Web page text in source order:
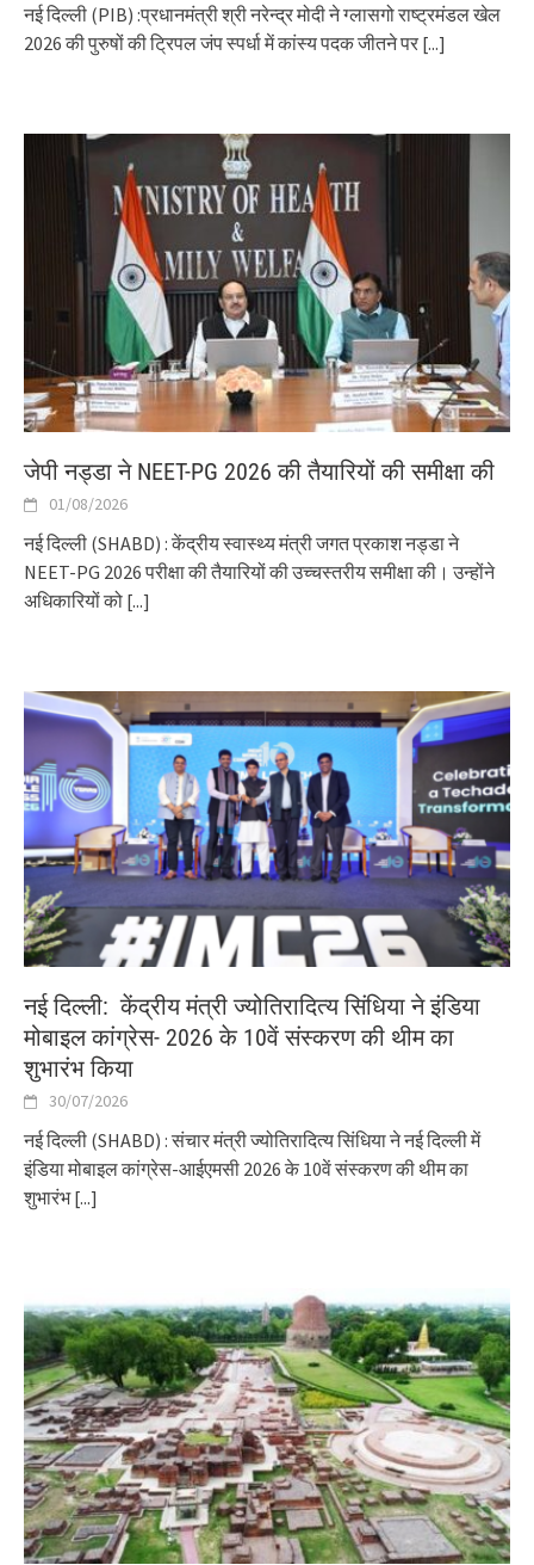
नई दिल्ली (PIB) :प्रधानमंत्री श्री नरेन्द्र मोदी ने ग्लासगो राष्ट्रमंडल खेल
2026 की पुरुषों की ट्रिपल जंप स्पर्धा में कांस्य पदक जीतने पर [...]
जेपी नड्डा ने NEET-PG 2026 की तैयारियों की समीक्षा की
01/08/2026
नई दिल्ली (SHABD) : केंद्रीय स्वास्थ्य मंत्री जगत प्रकाश नड्डा ने
NEET-PG 2026 परीक्षा की तैयारियों की उच्चस्तरीय समीक्षा की। उन्होंने
अधिकारियों को [...]
नई दिल्ली: केंद्रीय मंत्री ज्योतिरादित्य सिंधिया ने इंडिया
मोबाइल कांग्रेस- 2026 के 10वें संस्करण की थीम का
शुभारंभ किया
30/07/2026
नई दिल्ली (SHABD) : संचार मंत्री ज्योतिरादित्य सिंधिया ने नई दिल्ली में
इंडिया मोबाइल कांग्रेस-आईएमसी 2026 के 10वें संस्करण की थीम का
शुभारंभ[...]